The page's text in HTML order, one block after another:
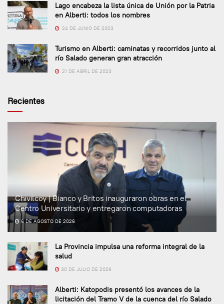
Lago encabeza la lista única de Unión por la Patria
en Alberti: todos los nombres
24 DE JUNIO DE 2023
Turismo en Alberti: caminatas y recorridos junto al
río Salado generan gran atracción
21 DE ABRIL DE 2023
Recientes
Chivilcoy | Bianco y Britos inauguraron obras en el
Centro Universitario y entregaron computadoras
6 DE AGOSTO DE 2026
La Provincia impulsa una reforma integral de la
salud
30 DE JULIO DE 2026
Alberti: Katopodis presentó los avances de la
licitación del Tramo V de la cuenca del río Salado